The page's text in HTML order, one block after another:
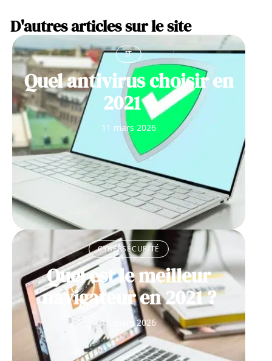
D'autres articles sur le site
IT
Quel antivirus choisir en
2021 ?
11 mars 2026
CYBERSÉCURITÉ
Quel est le meilleur
navigateur en 2021 ?
11 mars 2026